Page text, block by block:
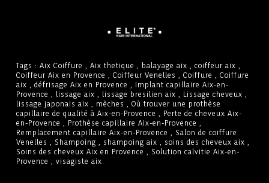
Tags :Aix Coiffure ,Aix thetique , balayage aix ,coiffeur aix ,
Coiffeur Aix en Provence ,Coiffeur Venelles ,Coiffure ,Coiffure
aix ,défrisage Aix en Provence , Implant capillaire Aix-en-
Provence , lissage aix , lissage bresilien aix , Lissage cheveux ,
lissage japonais aix , mèches ,Où trouver une prothèse
capillaire de qualité à Aix-en-Provence , Perte de cheveux Aix-
en-Provence , Prothèse capillaire Aix-en-Provence ,
Remplacement capillaire Aix-en-Provence , Salon de coiffure
Venelles , Shampoing , shampoing aix , soins des cheveux aix ,
Soins des cheveux Aix en Provence , Solution calvitie Aix-en-
Provence ,visagiste aix